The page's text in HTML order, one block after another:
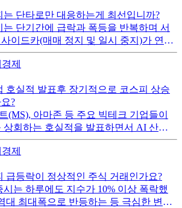
는 단타로만 대응하는게 최선입니까?
는 단기간에 급락과 폭등을 반복하며 서
이드카(매매 정지 및 일시 중지)가 연이
로 변동폭이 극심합니다.
경제
호실적 발표후 장기적으로 코스피 상승
?
(MS), 아마존 등 주요 빅테크 기업들이
상회하는 호실적을 발표하면서 AI 산업
를 일부 씻어내고 뉴욕증시 상승을 이끌
경제
급등락이 정상적인 주식 거래인가요?
시는 하루에도 지수가 10% 이상 폭락했
대 최대폭으로 반등하는 등 극심한 변동